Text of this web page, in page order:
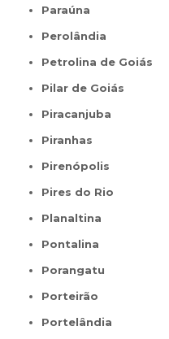
Paraúna
Perolândia
Petrolina de Goiás
Pilar de Goiás
Piracanjuba
Piranhas
Pirenópolis
Pires do Rio
Planaltina
Pontalina
Porangatu
Porteirão
Portelândia